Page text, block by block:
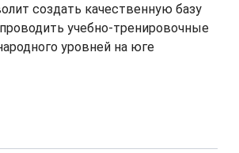
создать качественную базу
учебно-тренировочные
уровней на юге